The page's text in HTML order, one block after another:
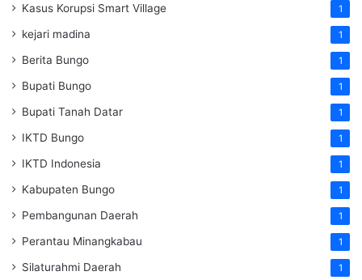
Kasus Korupsi Smart Village 1
kejari madina 1
Berita Bungo 1
Bupati Bungo 1
Bupati Tanah Datar 1
IKTD Bungo 1
IKTD Indonesia 1
Kabupaten Bungo 1
Pembangunan Daerah 1
Perantau Minangkabau 1
Silaturahmi Daerah 1